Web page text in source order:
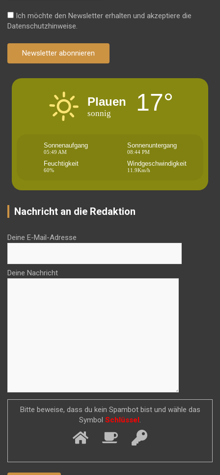
Ich möchte den Newsletter erhalten und akzeptiere die
Datenschutzhinweise.
Newsletter abonnieren
Plauen
sonnig 17°
Sonnenaufgang
05:49 AM
Sonnenuntergang
08:44 PM
Feuchtigkeit
60%
Windgeschwindigkeit
11.9Km/h
Nachricht an die Redaktion
Deine E-Mail-Adresse
Deine Nachricht
Bitte beweise, dass du kein Spambot bist und wähle das
Symbol Schlüssel .